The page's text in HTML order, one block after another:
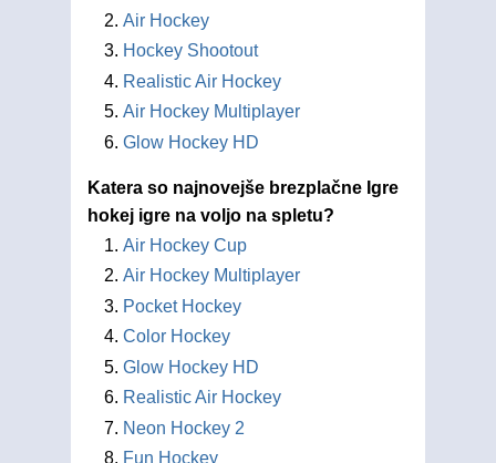
Air Hockey
Hockey Shootout
Realistic Air Hockey
Air Hockey Multiplayer
Glow Hockey HD
Katera so najnovejše brezplačne Igre
hokej igre na voljo na spletu?
Air Hockey Cup
Air Hockey Multiplayer
Pocket Hockey
Color Hockey
Glow Hockey HD
Realistic Air Hockey
Neon Hockey 2
Fun Hockey